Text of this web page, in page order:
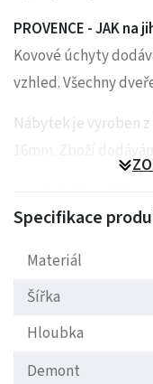
PROVENCE - JAK na
Kovové úchyty
vzhled. Všechny
Nábytek je vyroben
16mm. Zboží
V ceně pracovní
Rozměry:
Specifikace
Materiál
Šířka
Hloubka
Demont